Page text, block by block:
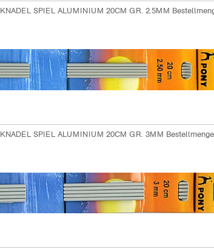
SPIEL ALUMINIUM 20CM GR. 2.5MM
SPIEL ALUMINIUM 20CM GR. 3MM